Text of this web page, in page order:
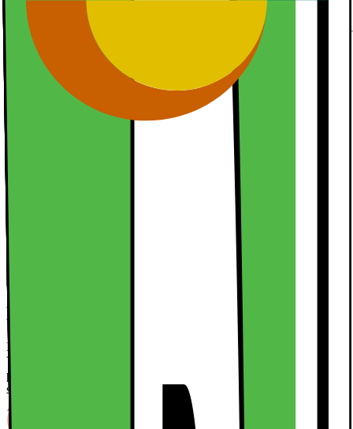
Kort om produktet
Det har aldrig været nemmere at specialtilpasse dit mobilcover.
Vores fantastiske Print Packs er indlæg, der er designet til at passe
perfekt mellem din telefon og et gennemsigtigt cover, så du kan
skabe et alsidigt og tilpasningsdygtigt look.
Læs mere om produktet